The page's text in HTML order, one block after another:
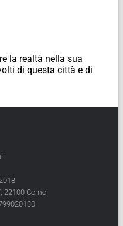
la realtà nella sua
di questa città e di
22100 Como